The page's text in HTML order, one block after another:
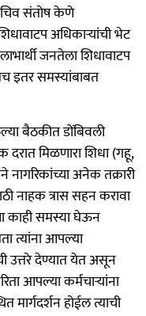
सचिव संतोष केणे
अधिकाऱ्यांची भेट
जनतेला शिधावाटप
इतर समस्यांबाबत
बैठकीत डोंबिवली
दरात मिळणारा शिधा (गहू,
अनेक तक्रारी
नाहक त्रास सहन करावा
काही समस्या घेऊन
त्यांना आपल्या
उत्तरे देण्यात येत असून
आपल्या कर्मचाऱ्यांना
होईल त्याची